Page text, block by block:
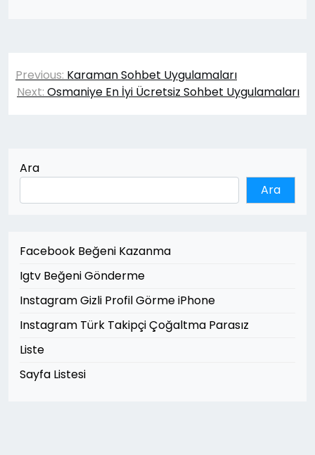
Yazı
gezinmesi
Previous: Karaman Sohbet Uygulamaları
Next: Osmaniye En İyi Ücretsiz Sohbet Uygulamaları
Ara
Ara
Facebook Beğeni Kazanma
Igtv Beğeni Gönderme
Instagram Gizli Profil Görme iPhone
Instagram Türk Takipçi Çoğaltma Parasız
Liste
Sayfa Listesi